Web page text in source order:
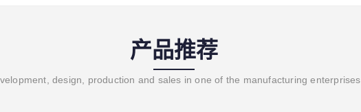
产品推荐
design, production and sales in one of the manufacturing enterprises